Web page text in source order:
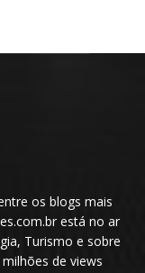
os blogs mais
está no ar
Turismo e sobre
de views